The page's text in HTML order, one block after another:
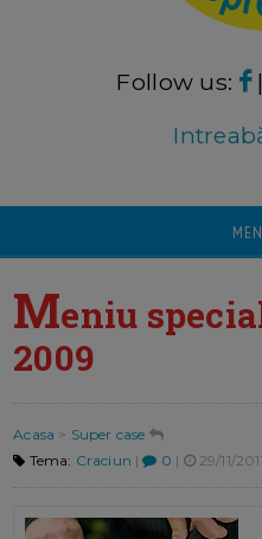
Follow us: |
Meniu
2009
Acasa > Super case
Tema: Craciun | 0 | 29/11/